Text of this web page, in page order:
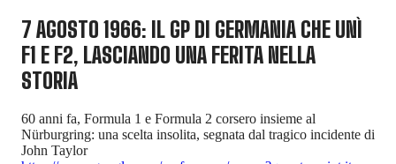
7 AGOSTO 1966: IL GP DI GERMANIA CHE UNÌ
F1 E F2, LASCIANDO UNA FERITA NELLA
STORIA
60 anni fa, Formula 1 e Formula 2 corsero insieme al
Nürburgring: una scelta insolita, segnata dal tragico incidente di
John Taylor